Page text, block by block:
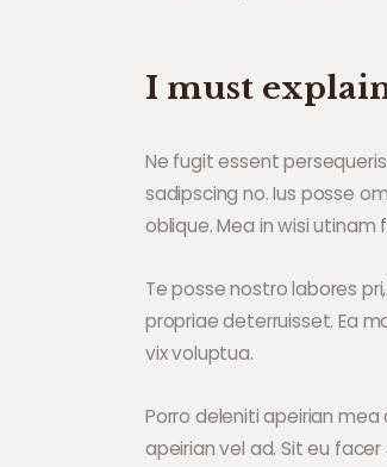
I must
Ne fugit essent
sadipscing no. Ius posse
oblique. Mea in wisi
Te posse nostro labores
propriae deterruisset. Ea
vix voluptua.
Porro deleniti apeirian
apeirian vel ad. Sit eu